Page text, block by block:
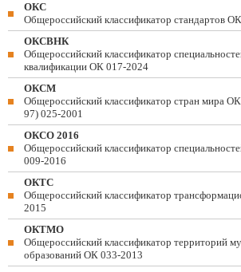
ОКС
Общероссийский классификатор
ОКСВНК
Общероссийский классификатор
квалификации ОК 017-2024
ОКСМ
Общероссийский классификатор стран мира
97) 025-2001
ОКСО 2016
Общероссийский классификатор
009-2016
ОКТС
Общероссийский классификатор
2015
ОКТМО
Общероссийский классификатор территорий
образований ОК 033-2013